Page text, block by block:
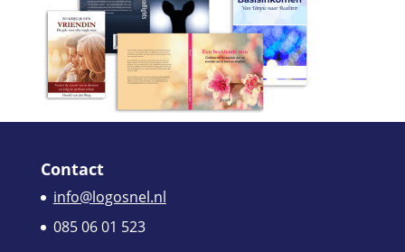
Contact
info@logosnel.nl
085 06 01 523